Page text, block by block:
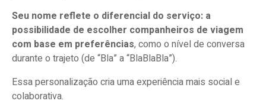
Seu nome reflete o diferencial do serviço: a
possibilidade de escolher companheiros de viagem
com base em preferências, como o nível de conversa
durante o trajeto (de “Bla” a “BlaBlaBla”).
Essa personalização cria uma experiência mais social e
colaborativa.